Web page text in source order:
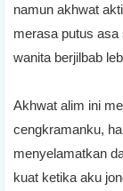
namun akhwat
merasa putus
wanita berjilbab
Akhwat alim ini
cengkramanku,
menyelamatkan
kuat ketika aku